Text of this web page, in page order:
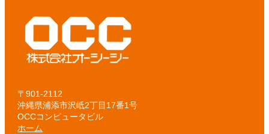
〒901-2112
沖縄県浦添市沢岻2丁目17番1号
OCCコンピュータビル
ホーム